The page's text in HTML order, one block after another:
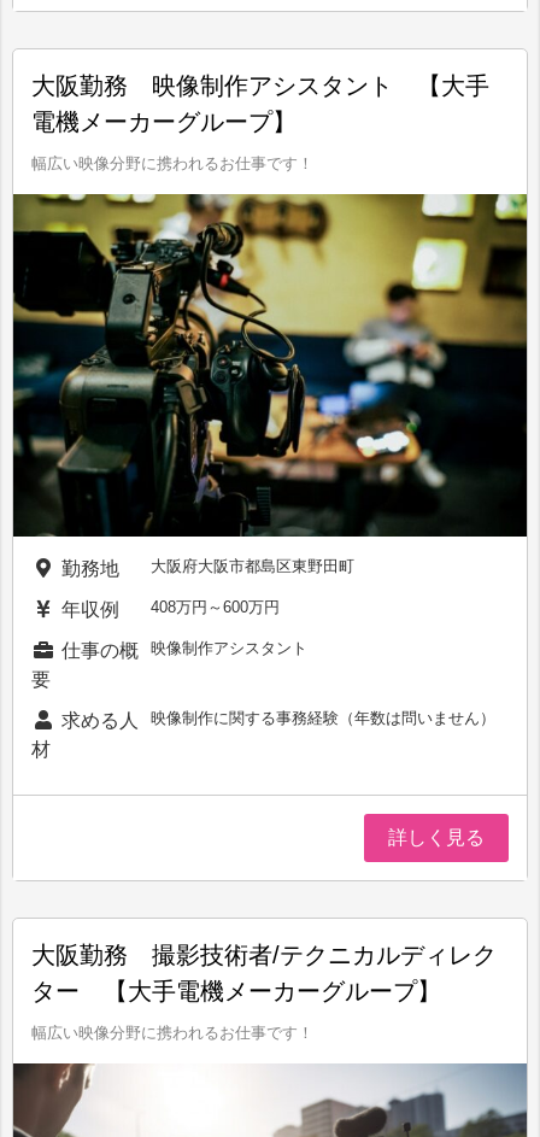
大阪勤務 映像制作アシスタント 【大手
電機メーカーグループ】
幅広い映像分野に携われるお仕事です！
勤務地 大阪府大阪市都島区東野田町
年収例 408万円～600万円
仕事の概
要
映像制作アシスタント
求める人
材
映像制作に関する事務経験（年数は問いません）
詳しく見る
大阪勤務 撮影技術者/テクニカルディレク
ター 【大手電機メーカーグループ】
幅広い映像分野に携われるお仕事です！